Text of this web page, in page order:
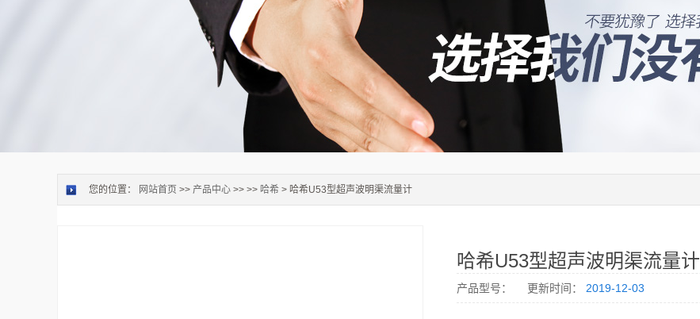
您的位置： 网站首页 >> 产品中心 >> >> 哈希 > 哈希U53型超声波明渠流量计
哈希U53型超声波明渠流量计
产品型号： 更新时间： 2019-12-03